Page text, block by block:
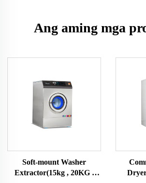
Ang aming mga
Soft-mount Washer
Extractor(15kg , 20KG ,